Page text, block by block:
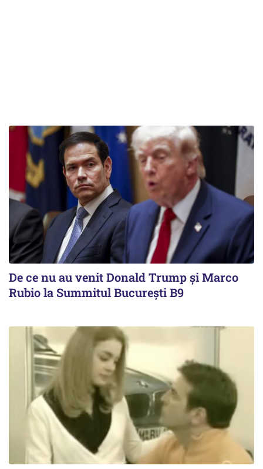
De ce nu au venit Donald Trump şi Marco
Rubio la Summitul Bucureşti B9